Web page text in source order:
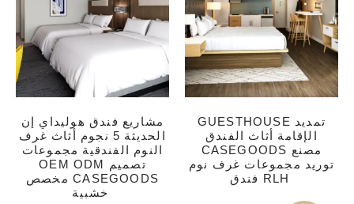
مشاريع فندق هوليداي إن
الحديثة 5 نجوم أثاث غرف
النوم الفندقية مجموعات
OEM ODM تصميم
مخصص CASEGOODS
GUESTHOUSE تمديد
الإقامة أثاث الفندق
CASEGOODS مصنع
توريد مجموعات غرف نوم
فندق RLH